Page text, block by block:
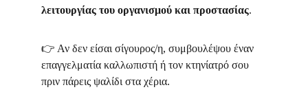
λειτουργίας του οργανισμού και προστασίας.
👉 Αν δεν είσαι σίγουρος/η, συμβουλέψου έναν
επαγγελματία καλλωπιστή ή τον κτηνίατρό σου
πριν πάρεις ψαλίδι στα χέρια.